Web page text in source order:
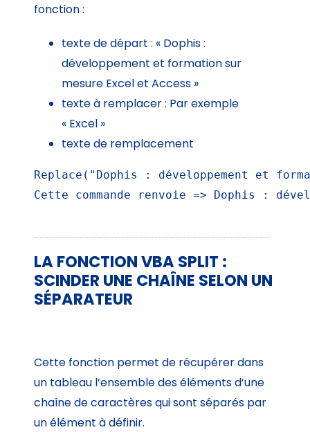
fonction :
texte de départ : « Dophis :
développement et formation sur
mesure Excel et Access »
texte à remplacer : Par exemple
« Excel »
texte de remplacement
Replace("Dophis : développement et
Cette commande renvoie => Dophis :
LA FONCTION VBA SPLIT :
SCINDER UNE CHAÎNE SELON UN
SÉPARATEUR
Cette fonction permet de récupérer dans
un tableau l’ensemble des éléments d’une
chaîne de caractères qui sont séparés par
un élément à définir.